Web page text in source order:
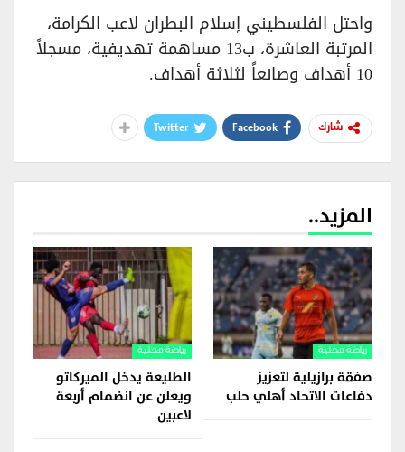
واحتل الفلسطيني إسلام البطران لاعب الكرامة،
المرتبة العاشرة، ب13 مساهمة تهديفية، مسجلاً
10 أهداف وصانعاً لثلاثة أهداف.
شارك Facebook
Twitter
المزيد..
رياضة محلية
صفقة برازيلية لتعزيز
دفاعات الاتحاد أهلي حلب
رياضة محلية
الطليعة يدخل الميركاتو
ويعلن عن انضمام أربعة
لاعبين